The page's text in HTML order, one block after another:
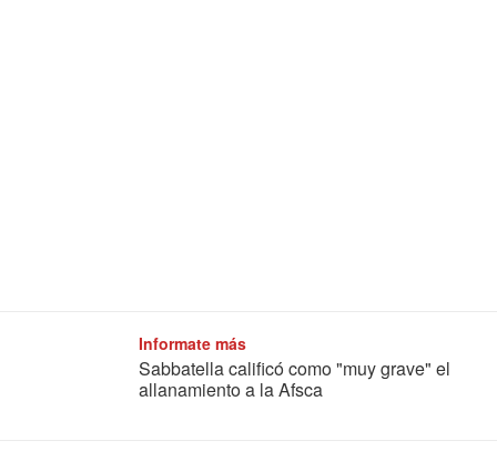
Informate más
Sabbatella calificó como "muy grave" el
allanamiento a la Afsca